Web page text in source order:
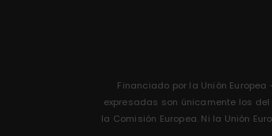
Financiado por la Unión
expresadas son únicamente los
la Comisión Europea. Ni la Unión